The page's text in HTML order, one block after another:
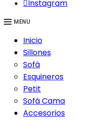
Instagram
MENU
Inicio
Sillones
Sofá
Esquineros
Petit
Sofá Cama
Accesorios